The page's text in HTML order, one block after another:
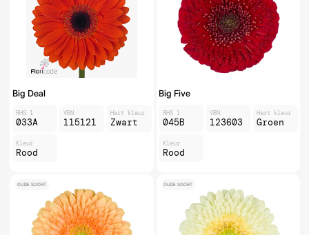
Big Deal
RHS 1
033A
VBN
115121
Hart kleur
Zwart
Kleur
Rood
Big Five
RHS 1
045B
VBN
123603
Hart kleur
Groen
Kleur
Rood
OUDE SOORT OUDE SOORT